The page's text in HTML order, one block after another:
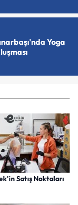
Yoga
Satış Noktaları